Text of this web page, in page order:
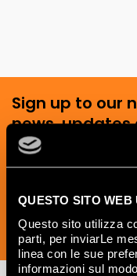
QUESTO SITO WEB
Questo sito utilizza
parti, per inviarLe
linea con le sue
informazioni sul
Sign up to our
news,
the world of
design.
SUBSCRIBE NOW